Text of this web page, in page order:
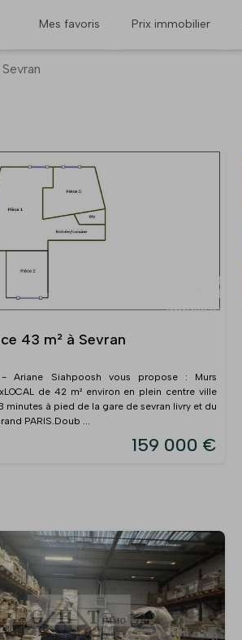
Mes favoris Prix immobilier
Sevran
43 m² à Sevran
Ariane Siahpoosh vous propose : Murs
de 42 m² environ en plein centre ville
minutes à pied de la gare de sevran livry et du
PARIS.Doub ...
159 000 €